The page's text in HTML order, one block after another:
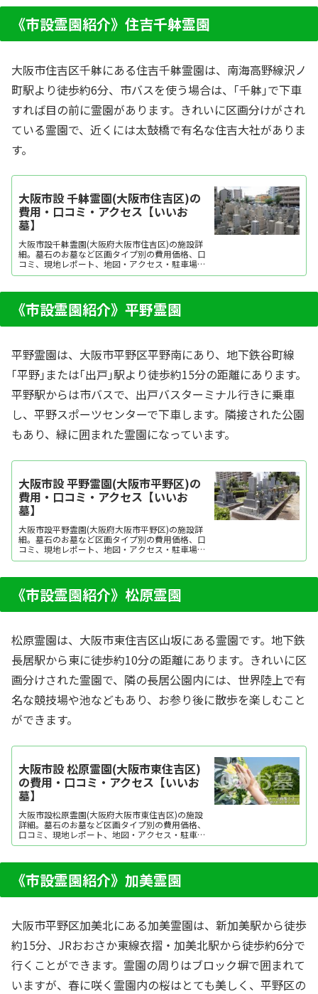
ださい。資料請求・見学予約・お墓の相談はすべ
て無料！建墓のポイント、石材店の選び方など、
お墓探しに...
《市設霊園紹介》住吉千躰霊園
大阪市住吉区千躰にある住吉千躰霊園は、南海高野線沢ノ
町駅より徒歩約6分、市バスを使う場合は、｢千躰｣で下車
すれば目の前に霊園があります。きれいに区画分けがされ
ている霊園で、近くには太鼓橋で有名な住吉大社がありま
す。
大阪市設 千躰霊園(大阪市住吉区)の
費用・口コミ・アクセス【いいお
墓】
大阪市設千躰霊園(大阪府大阪市住吉区)の施設詳
細。墓石のお墓など区画タイプ別の費用価格、口
コミ、現地レポート、地図・アクセス・駐車場情
報などを掲載。霊園・墓地をお探しなら日本最大
ださい。資料請求・見学予約・お墓の相談はすべ
て無料！建墓のポイント、石材店の選び方など、
お墓探しに...
《市設霊園紹介》平野霊園
平野霊園は、大阪市平野区平野南にあり、地下鉄谷町線
｢平野｣または｢出戸｣駅より徒歩約15分の距離にあります。
平野駅からは市バスで、出戸バスターミナル行きに乗車
し、平野スポーツセンターで下車します。隣接された公園
もあり、緑に囲まれた霊園になっています。
大阪市設 平野霊園(大阪市平野区)の
費用・口コミ・アクセス【いいお
墓】
大阪市設平野霊園(大阪府大阪市平野区)の施設詳
細。墓石のお墓など区画タイプ別の費用価格、口
コミ、現地レポート、地図・アクセス・駐車場情
報などを掲載。霊園・墓地をお探しなら日本最大
ださい。資料請求・見学予約・お墓の相談はすべ
て無料！建墓のポイント、石材店の選び方など、
お墓探しに...
《市設霊園紹介》松原霊園
松原霊園は、大阪市東住吉区山坂にある霊園です。地下鉄
長居駅から東に徒歩約10分の距離にあります。きれいに区
画分けされた霊園で、隣の長居公園内には、世界陸上で有
名な競技場や池などもあり、お参り後に散歩を楽しむこと
ができます。
大阪市設 松原霊園(大阪市東住吉区)
の費用・口コミ・アクセス【いいお
墓】
大阪市設松原霊園(大阪府大阪市東住吉区)の施設
詳細。墓石のお墓など区画タイプ別の費用価格、
口コミ、現地レポート、地図・アクセス・駐車場
情報などを掲載。霊園・墓地をお探しなら日本最
ください。資料請求・見学予約・お墓の相談はす
べて無料！建墓のポイント、石材店の選び方な
ど、お墓探し...
《市設霊園紹介》加美霊園
大阪市平野区加美北にある加美霊園は、新加美駅から徒歩
約15分、JRおおさか東線衣摺・加美北駅から徒歩約6分で
行くことができます。霊園の周りはブロック塀で囲まれて
いますが、春に咲く霊園内の桜はとても美しく、平野区の